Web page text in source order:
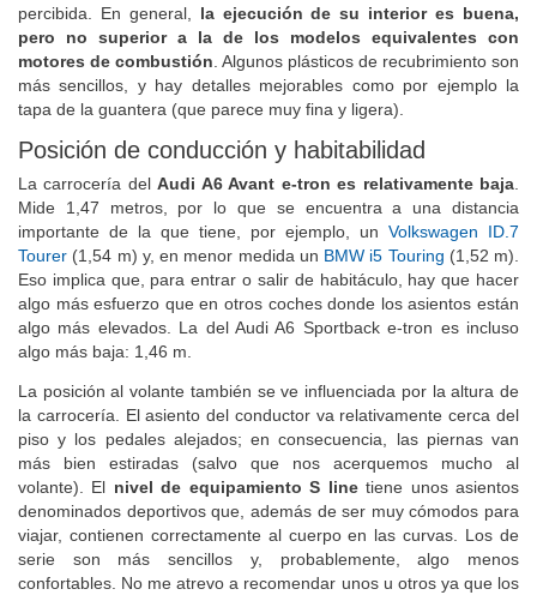
percibida. En general, la ejecución de su interior es buena,
pero no superior a la de los modelos equivalentes con
motores de combustión . Algunos plásticos de recubrimiento son
más sencillos, y hay detalles mejorables como por ejemplo la
tapa de la guantera (que parece muy fina y ligera).
Posición de conducción y habitabilidad
La carrocería delAudi A6 Avant e-tron es relativamente baja.
Mide 1,47 metros, por lo que se encuentra a una distancia
importante de la que tiene, por ejemplo, un Volkswagen ID.7
Tourer (1,54 m) y, en menor medida un BMW i5 Touring (1,52 m).
Eso implica que, para entrar o salir de habitáculo, hay que hacer
algo más esfuerzo que en otros coches donde los asientos están
algo más elevados. La del Audi A6 Sportback e-tron es incluso
algo más baja: 1,46 m.
La posición al volante también se ve influenciada por la altura de
la carrocería. El asiento del conductor va relativamente cerca del
piso y los pedales alejados; en consecuencia, las piernas van
más bien estiradas (salvo que nos acerquemos mucho al
volante). El nivel de equipamiento S linetiene unos asientos
denominados deportivos que, además de ser muy cómodos para
viajar, contienen correctamente al cuerpo en las curvas. Los de
serie son más sencillos y, probablemente, algo menos
confortables. No me atrevo a recomendar unos u otros ya que los